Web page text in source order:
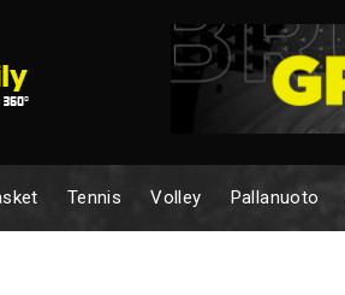
Tennis Volley Pallanuoto